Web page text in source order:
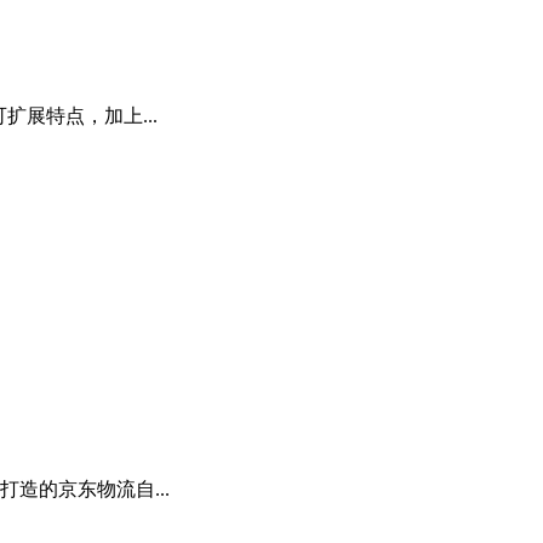
展特点，加上...
造的京东物流自...